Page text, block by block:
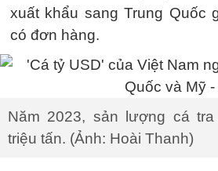
xuất khẩu sang Trung Quốc
có đơn hàng.
Năm 2023, sản lượng cá
triệu tấn. (Ảnh: Hoài Thanh)